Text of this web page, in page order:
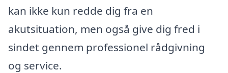
kan ikke kun redde dig fra en
akutsituation, men også give dig fred i
sindet gennem professionel rådgivning
og service.